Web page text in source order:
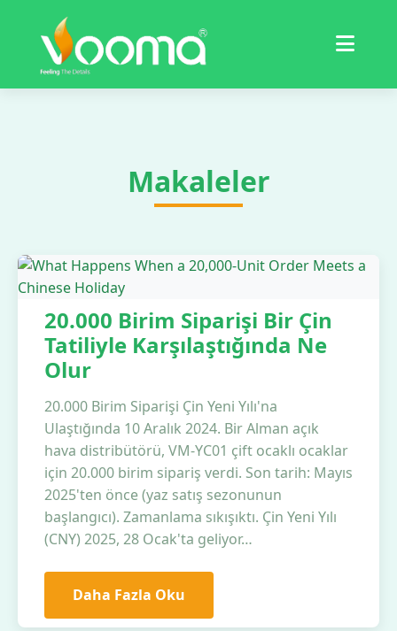
Sertifikalar
Vaka Çalışması
Makaleler
20.000 Birim Siparişi Bir Çin
Tatiliyle Karşılaştığında Ne
Olur
20.000 Birim Siparişi Çin Yeni Yılı'na
Ulaştığında 10 Aralık 2024. Bir Alman açık
hava distribütörü, VM-YC01 çift ocaklı ocaklar
için 20.000 birim sipariş verdi. Son tarih: Mayıs
2025'ten önce (yaz satış sezonunun
başlangıcı). Zamanlama sıkışıktı. Çin Yeni Yılı
(CNY) 2025, 28 Ocak'ta geliyor…
Daha Fazla Oku